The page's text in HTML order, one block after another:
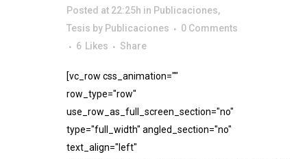
Posted at 22:25h in Publicaciones,
Tesis by Publicaciones
0 Comments
6 Likes Share
[vc_row css_animation=""
row_type="row"
use_row_as_full_screen_section="no"
type="full_width" angled_section="no"
text_align="left"